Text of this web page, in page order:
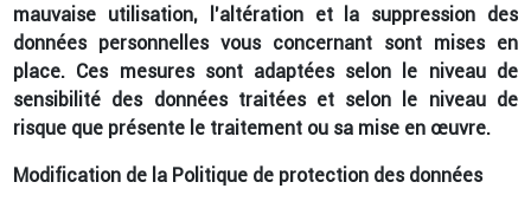
mauvaise utilisation, l’altération et la suppression des
données personnelles vous concernant sont mises en
place. Ces mesures sont adaptées selon le niveau de
sensibilité des données traitées et selon le niveau de
risque que présente le traitement ou sa mise en œuvre.
Modification de la Politique de protection des données